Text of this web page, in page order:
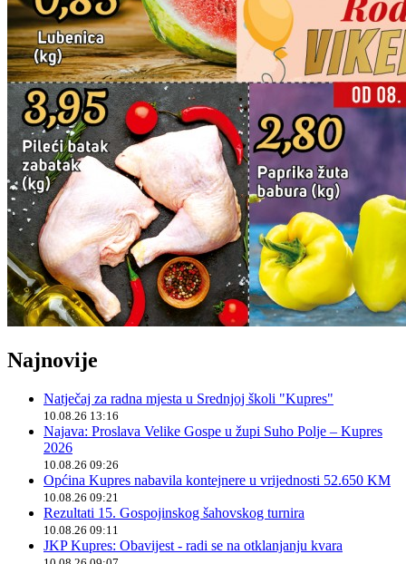
Najnovije
Natječaj za radna mjesta u Srednjoj školi "Kupres"
10.08.26 13:16
Najava: Proslava Velike Gospe u župi Suho Polje – Kupres
2026
10.08.26 09:26
Općina Kupres nabavila kontejnere u vrijednosti 52.650 KM
10.08.26 09:21
Rezultati 15. Gospojinskog šahovskog turnira
10.08.26 09:11
JKP Kupres: Obavijest - radi se na otklanjanju kvara